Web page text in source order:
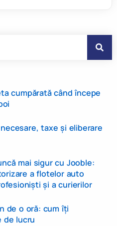
cumpărată când începe
taxe și eliberare
mai sigur cu Jooble:
a flotelor auto
și a curierilor
de o oră: cum îți
de lucru